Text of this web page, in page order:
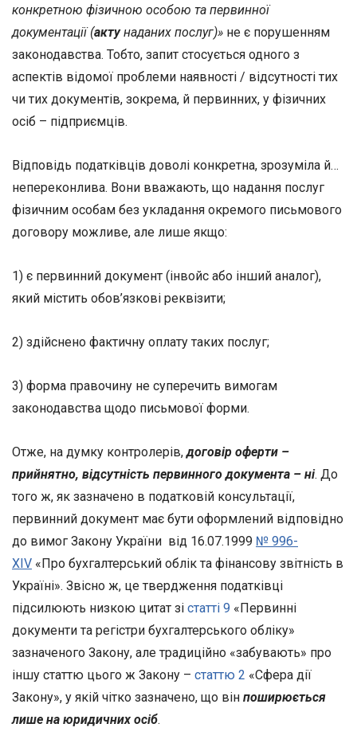
конкретною фізичною особою та первинної
документації (актунаданих послуг)» не є порушенням
законодавства. Тобто, запит стосується одного з
аспектів відомої проблеми наявності / відсутності тих
чи тих документів, зокрема, й первинних, у фізичних
осіб – підприємців.
Відповідь податківців доволі конкретна, зрозуміла й…
непереконлива. Вони вважають, що надання послуг
фізичним особам без укладання окремого письмового
договору можливе, але лише якщо:
1) є первинний документ (інвойс або інший аналог),
який містить обов’язкові реквізити;
2) здійснено фактичну оплату таких послуг;
3) форма правочину не суперечить вимогам
законодавства щодо письмової форми.
Отже, на думку контролерів,договір оферти –
прийнятно, відсутність первинного документа – ні. До
того ж, як зазначено в податковій консультації,
первинний документ має бути оформлений відповідно
до вимог Закону України від 16.07.1999 № 996-
XIV «Про бухгалтерський облік та фінансову звітність в
Україні». Звісно ж, це твердження податківці
підсилюють низкою цитат зі статті 9 «Первинні
документи та регістри бухгалтерського обліку»
зазначеного Закону, але традиційно «забувають» про
іншу статтю цього ж Закону – статтю 2 «Сфера дії
Закону», у якій чітко зазначено, що він поширюється
лише на юридичних осіб.